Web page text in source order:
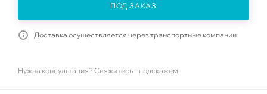
ПОД ЗАКАЗ
Доставка осуществляется через транспортные компании
Нужна консультация? Свяжитесь – подскажем.